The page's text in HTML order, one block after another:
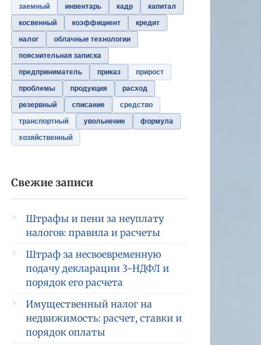
заемный
инвентарь кадр
капитал
косвенный
коэффициент
кредит
налог
облачные технологии
пояснительная записка
предприниматель
приказ
прирост
проблемы
продукция
расход
резервный
списание
средство
транспортный
увольнение
формула
хозяйственный
Свежие записи
Штрафы и пени за неуплату
налогов: правила и расчеты
Штраф за несвоевременную
подачу декларации 3-НДФЛ и
порядок его расчета
Имущественный налог на
недвижимость: расчет, ставки и
порядок оплаты